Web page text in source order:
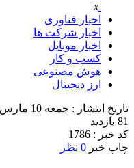
x
اخبار فناوری
اخبار شرکت ها
اخبار موبایل
کسب و کار
هوش مصنوعی
ارز دیجیتال
تاریخ انتشار : جمعه 10 مارس 2023 - 12:38
81 بازدید
کد خبر : 1786
چاپ خبر 0 نظر